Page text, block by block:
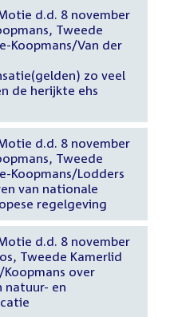
d.d. 8 november
Tweede
Koopmans/Van der
zo veel
de herijkte ehs
d.d. 8 november
Tweede
Koopmans/Lodders
van nationale
regelgeving
d.d. 8 november
Tweede Kamerlid
over
natuur- en